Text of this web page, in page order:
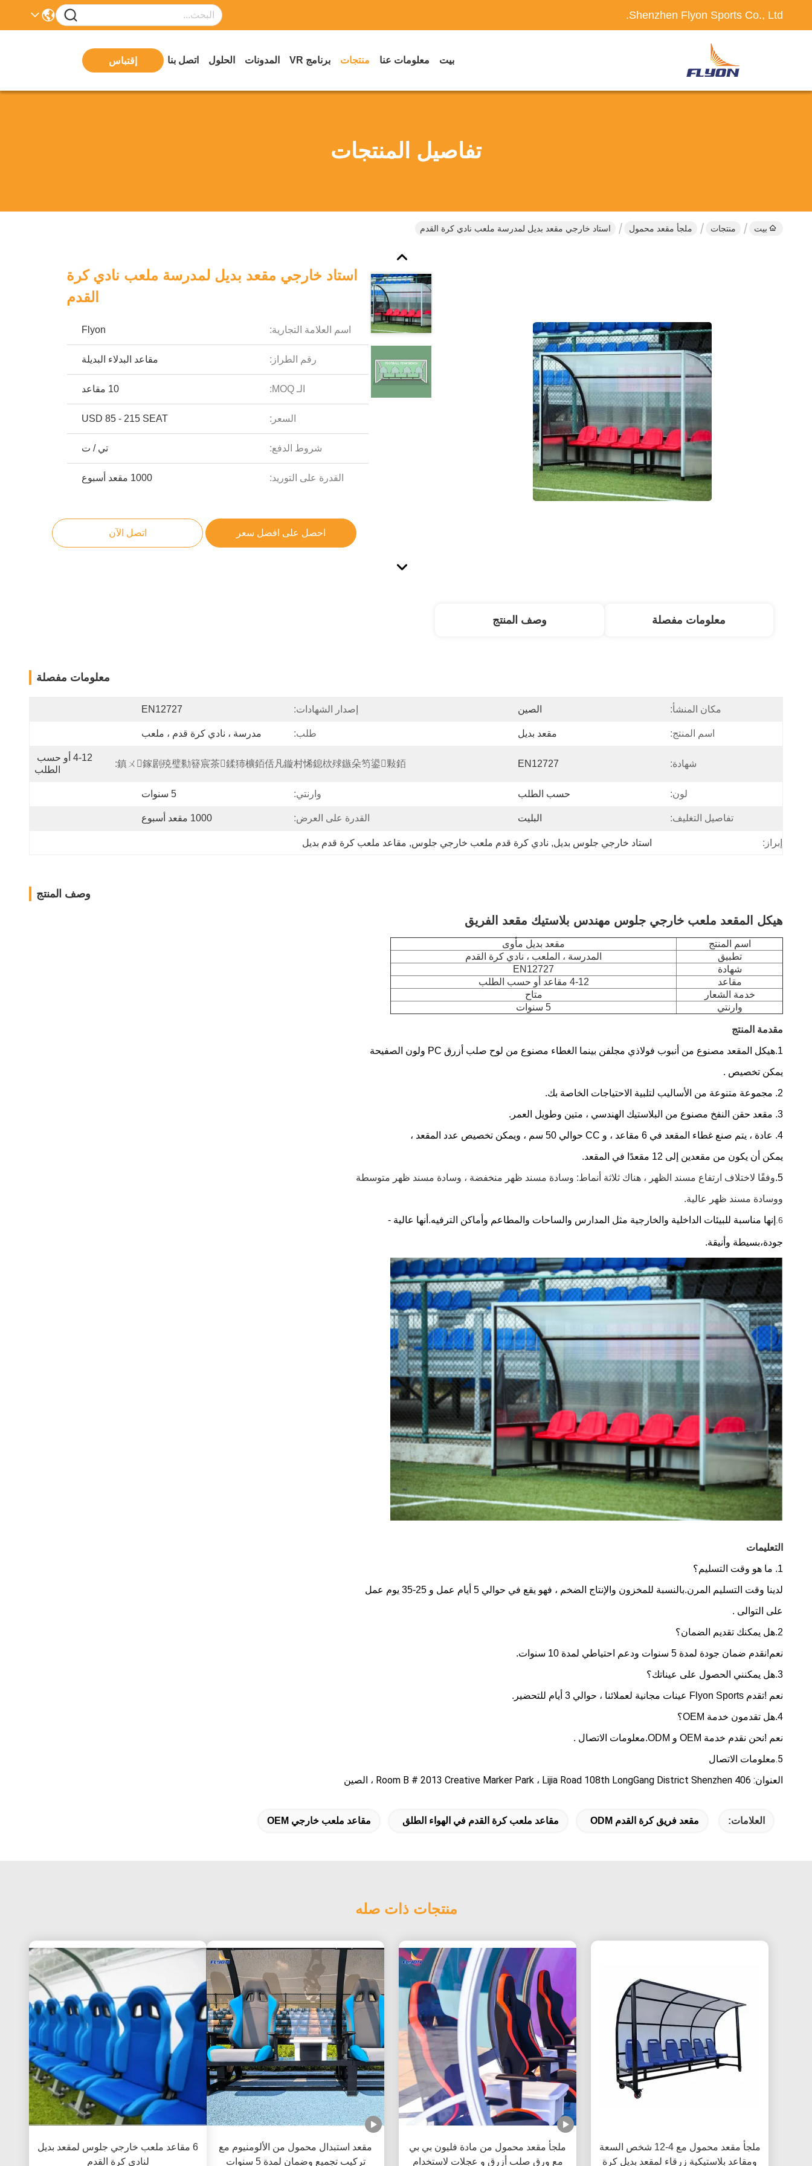
Shenzhen Flyon Sports Co., Ltd.
بيت معلومات عنا منتجات برنامج VR المدونات الحلول اتصل بنا إقتباس
تفاصيل المنتجات
بيت منتجات ملجأ مقعد محمول استاد خارجي مقعد بديل لمدرسة ملعب نادي كرة القدم
استاد خارجي مقعد بديل لمدرسة ملعب نادي كرة
القدم
اسم العلامة التجارية: Flyon
رقم الطراز: مقاعد البدلاء البديلة
الـ MOQ: 10 مقاعد
السعر: USD 85 - 215 SEAT
شروط الدفع: تي / ت
القدرة على التوريد: 1000 مقعد أسبوع
احصل على افضل سعر اتصل الآن
معلومات مفصلة وصف المنتج
معلومات مفصلة
مكان المنشأ: الصين إصدار الشهادات: EN12727
اسم المنتج: مقعد بديل طلب: مدرسة ، نادي كرة قدم ، ملعب
شهادة: EN12727
鎮ㄨ鎵剧殑璧勬簮宸茶鍒犻櫎銆佸凡鏇村悕鎴栨殏鏃朵笉鍙敤銆:
الطلب
لون: حسب الطلب وارنتي: 5 سنوات
تفاصيل التغليف: البليت القدرة على العرض: 1000 مقعد أسبوع
إبراز: استاد خارجي جلوس بديل, نادي كرة قدم ملعب خارجي جلوس, مقاعد ملعب كرة قدم بديل
وصف المنتج
هيكل المقعد ملعب خارجي جلوس مهندس بلاستيك مقعد الفريق
اسم المنتج
مقعد بديل مأوى
تطبيق
المدرسة ، الملعب ، نادي كرة القدم
شهادة
EN12727
مقاعد
4-12 مقاعد أو حسب الطلب
خدمة الشعار
متاح
وارنتي
5 سنوات
مقدمة المنتج
1.هيكل المقعد مصنوع من أنبوب فولاذي مجلفن بينما الغطاء مصنوع من لوح صلب أزرق PC ولون الصفيحة
يمكن تخصيص .
2. مجموعة متنوعة من الأساليب لتلبية الاحتياجات الخاصة بك.
3. مقعد حقن النفخ مصنوع من البلاستيك الهندسي ، متين وطويل العمر.
4. عادة ، يتم صنع غطاء المقعد في 6 مقاعد ، و CC حوالي 50 سم ، ويمكن تخصيص عدد المقعد ،
يمكن أن يكون من مقعدين إلى 12 مقعدًا في المقعد.
5. وفقًا لاختلاف ارتفاع مسند الظهر ، هناك ثلاثة أنماط: وسادة مسند ظهر منخفضة ، وسادة مسند ظهر متوسطة
ووسادة مسند ظهر عالية.
6. إنها مناسبة للبيئات الداخلية والخارجية مثل المدارس والساحات والمطاعم وأماكن الترفيه.أنها عالية -
جودة،بسيطة وأنيقة.
التعليمات
1. ما هو وقت التسليم؟
لدينا وقت التسليم المرن.بالنسبة للمخزون والإنتاج الضخم ، فهو يقع في حوالي 5 أيام عمل و 25-35 يوم عمل
على التوالى .
2.هل يمكنك تقديم الضمان؟
نعم!نقدم ضمان جودة لمدة 5 سنوات ودعم احتياطي لمدة 10 سنوات.
3.هل يمكنني الحصول على عيناتك؟
نعم !تقدم Flyon Sports عينات مجانية لعملائنا ، حوالي 3 أيام للتحضير.
4.هل تقدمون خدمة OEM؟
نعم !نحن نقدم خدمة OEM و ODM.معلومات الاتصال .
5. معلومات الاتصال
العنوان: 406 Room B # 2013 Creative Marker Park ، Lijia Road 108th LongGang District Shenzhen ، الصين
العلامات: مقعد فريق كرة القدم ODM مقاعد ملعب كرة القدم في الهواء الطلق مقاعد ملعب خارجي OEM
منتجات ذات صله
ملجأ مقعد محمول مع 4-12 شخص السعة
ومقاعد بلاستيكية زرقاء لمقعد بديل كرة
ملجأ مقعد محمول من مادة فليون بي بي
مع ورق صلب أزرق و عجلات لاستخدام
مقعد استبدال محمول من الألومنيوم مع
تركيب تجميع وضمان لمدة 5 سنوات
6 مقاعد ملعب خارجي جلوس لمقعد بديل
لنادي كرة القدم